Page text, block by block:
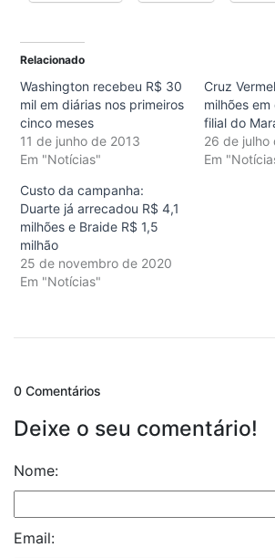
Relacionado
Washington recebeu R$ 30
mil em diárias nos primeiros
cinco meses
11 de junho de 2013
Em "Notícias"
Cruz
milhões
filial do
26 de julho
Em
Custo da campanha:
Duarte já arrecadou R$ 4,1
milhões e Braide R$ 1,5
milhão
25 de novembro de 2020
Em "Notícias"
0 Comentários
Deixe o seu comentário!
Nome:
Email: